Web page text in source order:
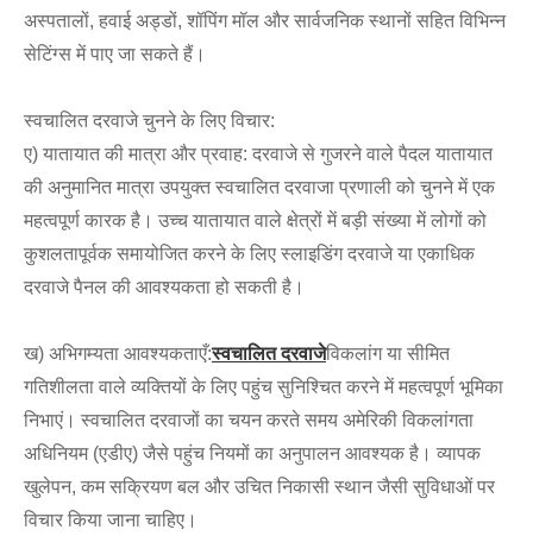
अस्पतालों, हवाई अड्डों, शॉपिंग मॉल और सार्वजनिक स्थानों सहित विभिन्न
सेटिंग्स में पाए जा सकते हैं।
स्वचालित दरवाजे चुनने के लिए विचार:
ए) यातायात की मात्रा और प्रवाह: दरवाजे से गुजरने वाले पैदल यातायात
की अनुमानित मात्रा उपयुक्त स्वचालित दरवाजा प्रणाली को चुनने में एक
महत्वपूर्ण कारक है। उच्च यातायात वाले क्षेत्रों में बड़ी संख्या में लोगों को
कुशलतापूर्वक समायोजित करने के लिए स्लाइडिंग दरवाजे या एकाधिक
दरवाजे पैनल की आवश्यकता हो सकती है।
ख) अभिगम्यता आवश्यकताएँ:स्वचालित दरवाजेविकलांग या सीमित
गतिशीलता वाले व्यक्तियों के लिए पहुंच सुनिश्चित करने में महत्वपूर्ण भूमिका
निभाएं। स्वचालित दरवाजों का चयन करते समय अमेरिकी विकलांगता
अधिनियम (एडीए) जैसे पहुंच नियमों का अनुपालन आवश्यक है। व्यापक
खुलेपन, कम सक्रियण बल और उचित निकासी स्थान जैसी सुविधाओं पर
विचार किया जाना चाहिए।